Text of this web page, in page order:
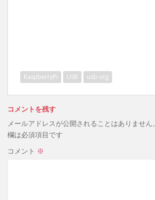
RaspberryPi USB usb-otg
コメントを残す
メールアドレスが公開されることはありません。
欄は必須項目です
コメント ※